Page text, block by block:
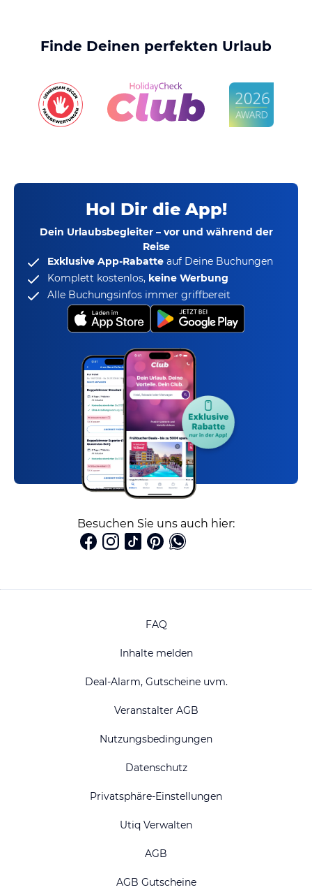
Finde Deinen perfekten Urlaub
Hol Dir die App!
Dein Urlaubsbegleiter – vor und während der
Reise
Exklusive App-Rabatte auf Deine Buchungen
Komplett kostenlos, keine Werbung
Alle Buchungsinfos immer griffbereit
Besuchen Sie uns auch hier:
FAQ
Inhalte melden
Deal-Alarm, Gutscheine uvm.
Veranstalter AGB
Nutzungsbedingungen
Datenschutz
Privatsphäre-Einstellungen
Utiq Verwalten
AGB
AGB Gutscheine